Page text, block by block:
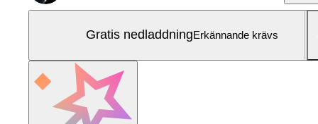
Gratis nedladdningErkännande krävs